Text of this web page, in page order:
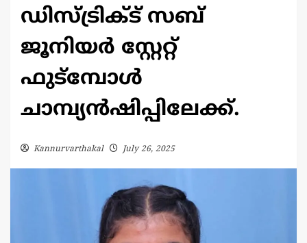
ഡിസ്ട്രിക്ട് സബ്
ജൂനിയർ സ്റ്റേറ്റ്
ഫുട്മ്പോൾ
ചാമ്പ്യൻഷിപ്പിലേക്ക്.
Kannurvarthakal July 26, 2025